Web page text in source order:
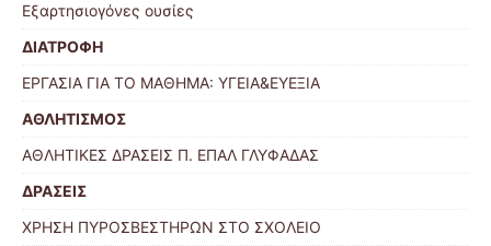
Εξαρτησιογόνες ουσίες
ΔΙΑΤΡΟΦΗ
ΕΡΓΑΣΙΑ ΓΙΑ ΤΟ ΜΑΘΗΜΑ: ΥΓΕΙΑ&ΕΥΕΞΙΑ
ΑΘΛΗΤΙΣΜΟΣ
ΑΘΛΗΤΙΚΕΣ ΔΡΑΣΕΙΣ Π. ΕΠΑΛ ΓΛΥΦΑΔΑΣ
ΔΡΑΣΕΙΣ
ΧΡΗΣΗ ΠΥΡΟΣΒΕΣΤΗΡΩΝ ΣΤΟ ΣΧΟΛΕΙΟ